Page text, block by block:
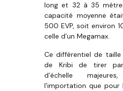
long et 32 à 35
capacité moyenne
500 EVP, soit environ
celle d’un Megamax.
Ce différentiel de
de Kribi de tirer
d’échelle
l’importation que pour